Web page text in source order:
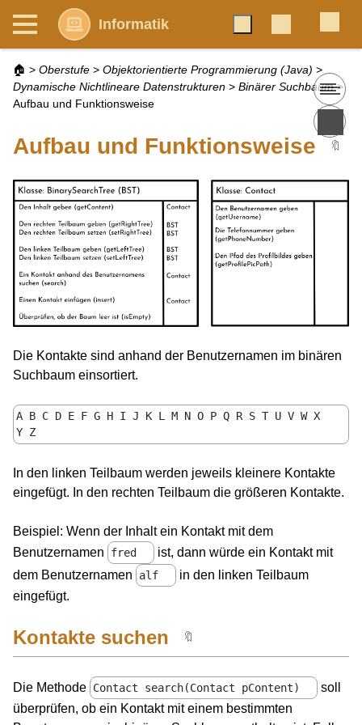
Informatik
🏠 > Oberstufe > Objektorientierte Programmierung (Java) >
Dynamische Nichtlineare Datenstrukturen > Binärer Suchbaum >
Aufbau und Funktionsweise
Aufbau und Funktionsweise 🔖
Die Kontakte sind anhand der Benutzernamen im binären
Suchbaum einsortiert.
A B C D E F G H I J K L M N O P Q R S T U V W X
Y Z
In den linken Teilbaum werden jeweils kleinere Kontakte
eingefügt. In den rechten Teilbaum die größeren Kontakte.
Beispiel: Wenn der Inhalt ein Kontakt mit dem
Benutzernamen
fred
ist, dann würde ein Kontakt mit
dem Benutzernamen
alf
in den linken Teilbaum
eingefügt.
Kontakte suchen 🔖
Die Methode Contact search(Contact pContent)
soll
überprüfen, ob ein Kontakt mit einem bestimmten